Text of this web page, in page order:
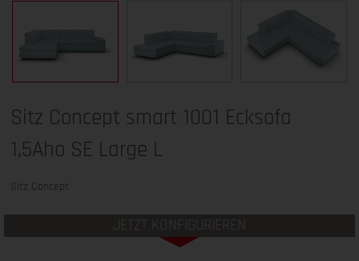
Sitz Concept smart 1001 Ecksofa
1,5Aho SE Large L
Sitz Concept
JETZT KONFIGURIEREN